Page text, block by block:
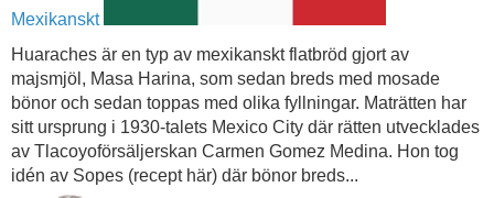
Mexikanskt
Huaraches är en typ av mexikanskt flatbröd gjort av
majsmjöl, Masa Harina, som sedan breds med mosade
bönor och sedan toppas med olika fyllningar. Maträtten har
sitt ursprung i 1930-talets Mexico City där rätten utvecklades
av Tlacoyoförsäljerskan Carmen Gomez Medina. Hon tog
idén av Sopes (recept här) där bönor breds...